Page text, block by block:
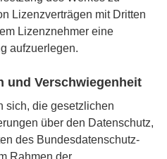
Lizenzverträgen mit Dritten
Lizenznehmer eine
aufzuerlegen.
und Verschwiegenheit
sich, die gesetzlichen
über den Datenschutz,
des Bundesdatenschutz-
Rahmen der